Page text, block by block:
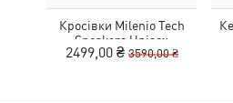
Кросівки Milenio Tech
Sneakers Unisex
2499,00 ₴ 3590,00 ₴